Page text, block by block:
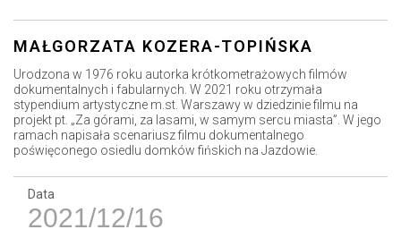
MAŁGORZATA KOZERA-TOPIŃSKA
Urodzona w 1976 roku autorka krótkometrażowych filmów
dokumentalnych i fabularnych. W 2021 roku otrzymała
stypendium artystyczne m.st. Warszawy w dziedzinie filmu na
projekt pt. „Za górami, za lasami, w samym sercu miasta”. W jego
ramach napisała scenariusz filmu dokumentalnego
poświęconego osiedlu domków fińskich na Jazdowie.
Data
2021/12/16